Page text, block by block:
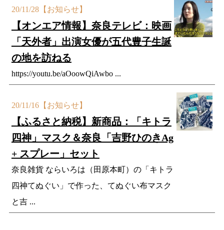
20/11/28【お知らせ】
【オンエア情報】奈良テレビ：映画
「天外者」出演女優が五代豊子生誕
の地を訪ねる
https://youtu.be/aOoowQiAwbo ...
20/11/16【お知らせ】
【ふるさと納税】新商品：「キトラ
四神」マスク＆奈良「吉野ひのきAg
+ スプレー」セット
奈良雑貨 ならいろは（田原本町）の「キトラ
四神てぬぐい」で作った、てぬぐい布マスク
と吉 ...